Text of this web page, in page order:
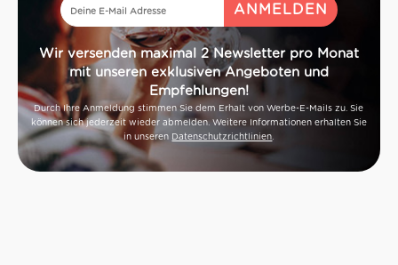
Wir versenden maximal 2 Newsletter pro Monat
mit unseren exklusiven Angeboten und
Empfehlungen!
Durch Ihre Anmeldung stimmen Sie dem Erhalt von Werbe-E-Mails zu. Sie
können sich jederzeit wieder abmelden. Weitere Informationen erhalten Sie
in unseren Datenschutzrichtlinien